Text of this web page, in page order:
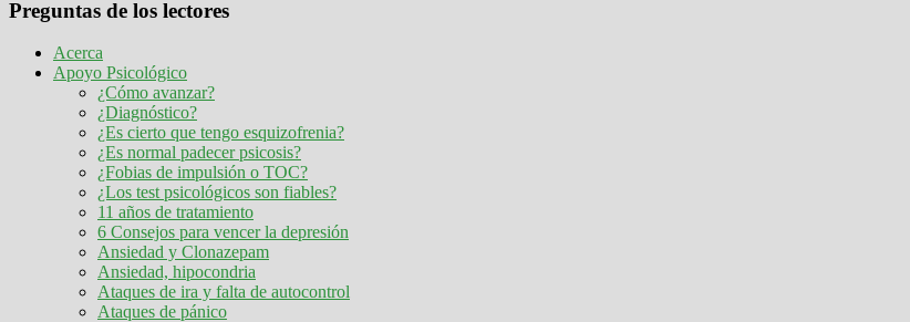
Preguntas de los lectores
Acerca
Apoyo Psicológico
¿Cómo avanzar?
¿Diagnóstico?
¿Es cierto que tengo esquizofrenia?
¿Es normal padecer psicosis?
¿Fobias de impulsión o TOC?
¿Los test psicológicos son fiables?
11 años de tratamiento
6 Consejos para vencer la depresión
Ansiedad y Clonazepam
Ansiedad, hipocondria
Ataques de ira y falta de autocontrol
Ataques de pánico